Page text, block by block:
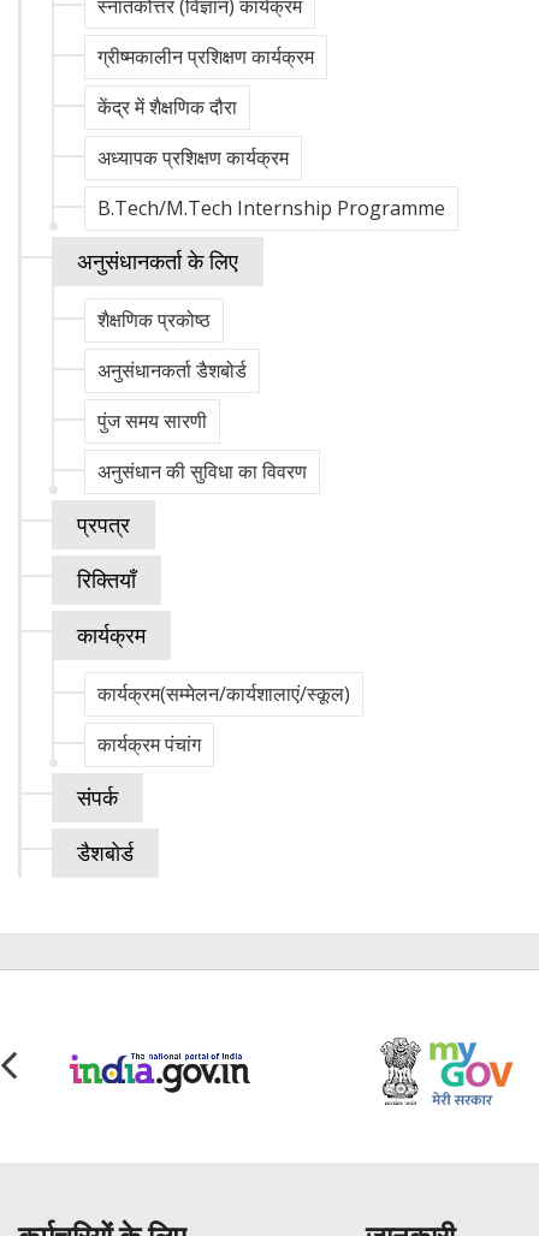
स्नातकोत्तर (विज्ञान) कार्यक्रम
ग्रीष्मकालीन प्रशिक्षण कार्यक्रम
केंद्र में शैक्षणिक दौरा
अध्यापक प्रशिक्षण कार्यक्रम
B.Tech/M.Tech Internship Programme
अनुसंधानकर्ता के लिए
शैक्षणिक प्रकोष्ठ
अनुसंधानकर्ता डैशबोर्ड
पुंज समय सारणी
अनुसंधान की सुविधा का विवरण
प्रपत्र
रिक्तियाँ
कार्यक्रम
कार्यक्रम(सम्मेलन/कार्यशालाएं/स्कूल)
कार्यक्रम पंचांग
संपर्क
डैशबोर्ड